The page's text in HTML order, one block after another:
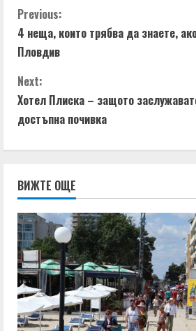
Previous:
4 неща, които трябва да знаете,
Пловдив
Next:
Хотел Плиска – защото
достъпна почивка
ВИЖТЕ ОЩЕ